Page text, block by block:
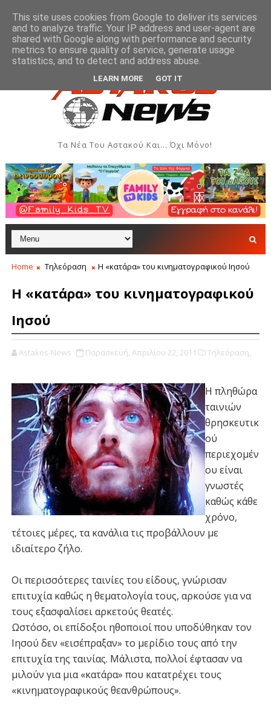
- Αύγουστος 2026 ΑΣΤΑΚΌΣ Όρθρος και Θεία Λειτουργία
Τα Νέα Του Αστακού Και... Όχι Μόνο!
Home Τηλεόραση Η «κατάρα» του κινηματογραφικού Ιησού
Η «κατάρα» του κινηματογραφικού
Ιησού
Astakos-News Παρασκευή, Απριλίου 22, 2011 Τηλεόραση,
Η πληθώρα
ταινιών
θρησκευτικ
ού
περιεχομέν
ου είναι
γνωστές
καθώς κάθε
χρόνο,
τέτοιες μέρες, τα κανάλια τις προβάλλουν με
ιδιαίτερο ζήλο.
Οι περισσότερες ταινίες του είδους, γνώρισαν
επιτυχία καθώς η θεματολογία τους, αρκούσε για να
τους εξασφαλίσει αρκετούς θεατές.
Ωστόσο, οι επίδοξοι ηθοποιοί που υποδύθηκαν τον
Ιησού δεν «εισέπραξαν» το μερίδιο τους από την
επιτυχία της ταινίας. Μάλιστα, πολλοί έφτασαν να
μιλούν για μια «κατάρα» που κατατρέχει τους
«κινηματογραφικούς θεανθρώπους».
This site uses cookies from Google to deliver its services
and to analyze traffic. Your IP address and user-agent are
shared with Google along with performance and security
metrics to ensure quality of service, generate usage
statistics, and to detect and address abuse.
LEARN MORE GOT IT